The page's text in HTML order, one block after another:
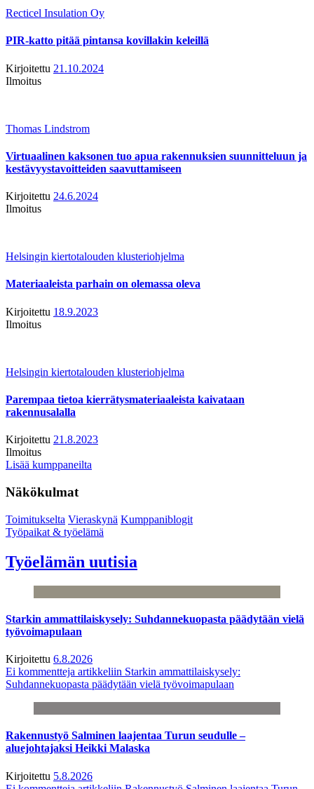
Recticel Insulation Oy
PIR-katto pitää pintansa kovillakin keleillä
Kirjoitettu 21.10.2024
Ilmoitus
Thomas Lindstrom
Virtuaalinen kaksonen tuo apua rakennuksien suunnitteluun ja
kestävyystavoitteiden saavuttamiseen
Kirjoitettu 24.6.2024
Ilmoitus
Helsingin kiertotalouden klusteriohjelma
Materiaaleista parhain on olemassa oleva
Kirjoitettu 18.9.2023
Ilmoitus
Helsingin kiertotalouden klusteriohjelma
Parempaa tietoa kierrätysmateriaaleista kaivataan
rakennusalalla
Kirjoitettu 21.8.2023
Ilmoitus
Lisää kumppaneilta
Näkökulmat
Toimitukselta Vieraskynä Kumppaniblogit
Työpaikat & työelämä
Työelämän uutisia
Starkin ammattilaiskysely: Suhdannekuopasta päädytään vielä
työvoimapulaan
Kirjoitettu 6.8.2026
Ei kommentteja artikkeliin Starkin ammattilaiskysely:
Suhdannekuopasta päädytään vielä työvoimapulaan
Rakennustyö Salminen laajentaa Turun seudulle –
aluejohtajaksi Heikki Malaska
Kirjoitettu 5.8.2026